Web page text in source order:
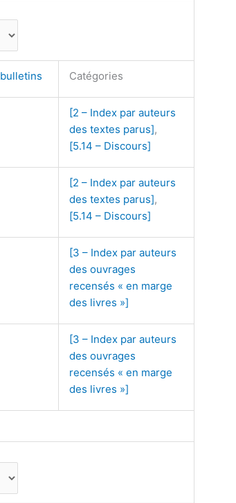
bulletins Catégories
[2 – Index par auteurs
des textes parus],
[5.14 – Discours]
[2 – Index par auteurs
des textes parus],
[5.14 – Discours]
[3 – Index par auteurs
des ouvrages
recensés « en marge
des livres »]
[3 – Index par auteurs
des ouvrages
recensés « en marge
des livres »]